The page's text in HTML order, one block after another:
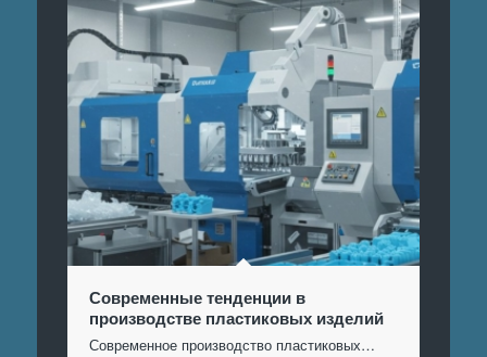
Современные тенденции в
производстве пластиковых изделий
Современное производство пластиковых…